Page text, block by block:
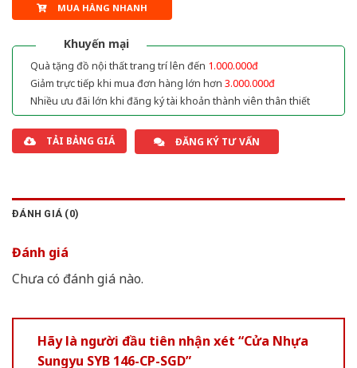
MUA HÀNG NHANH
Khuyến mại
Quà tặng đồ nội thất trang trí lên đến 1.000.000đ
Giảm trực tiếp khi mua đơn hàng lớn hơn 3.000.000đ
Nhiều ưu đãi lớn khi đăng ký tài khoản thành viên thân thiết
TẢI BẢNG GIÁ ĐĂNG KÝ TƯ VẤN
ĐÁNH GIÁ (0)
Đánh giá
Chưa có đánh giá nào.
Hãy là người đầu tiên nhận xét “Cửa Nhựa
Sungyu SYB 146-CP-SGD”